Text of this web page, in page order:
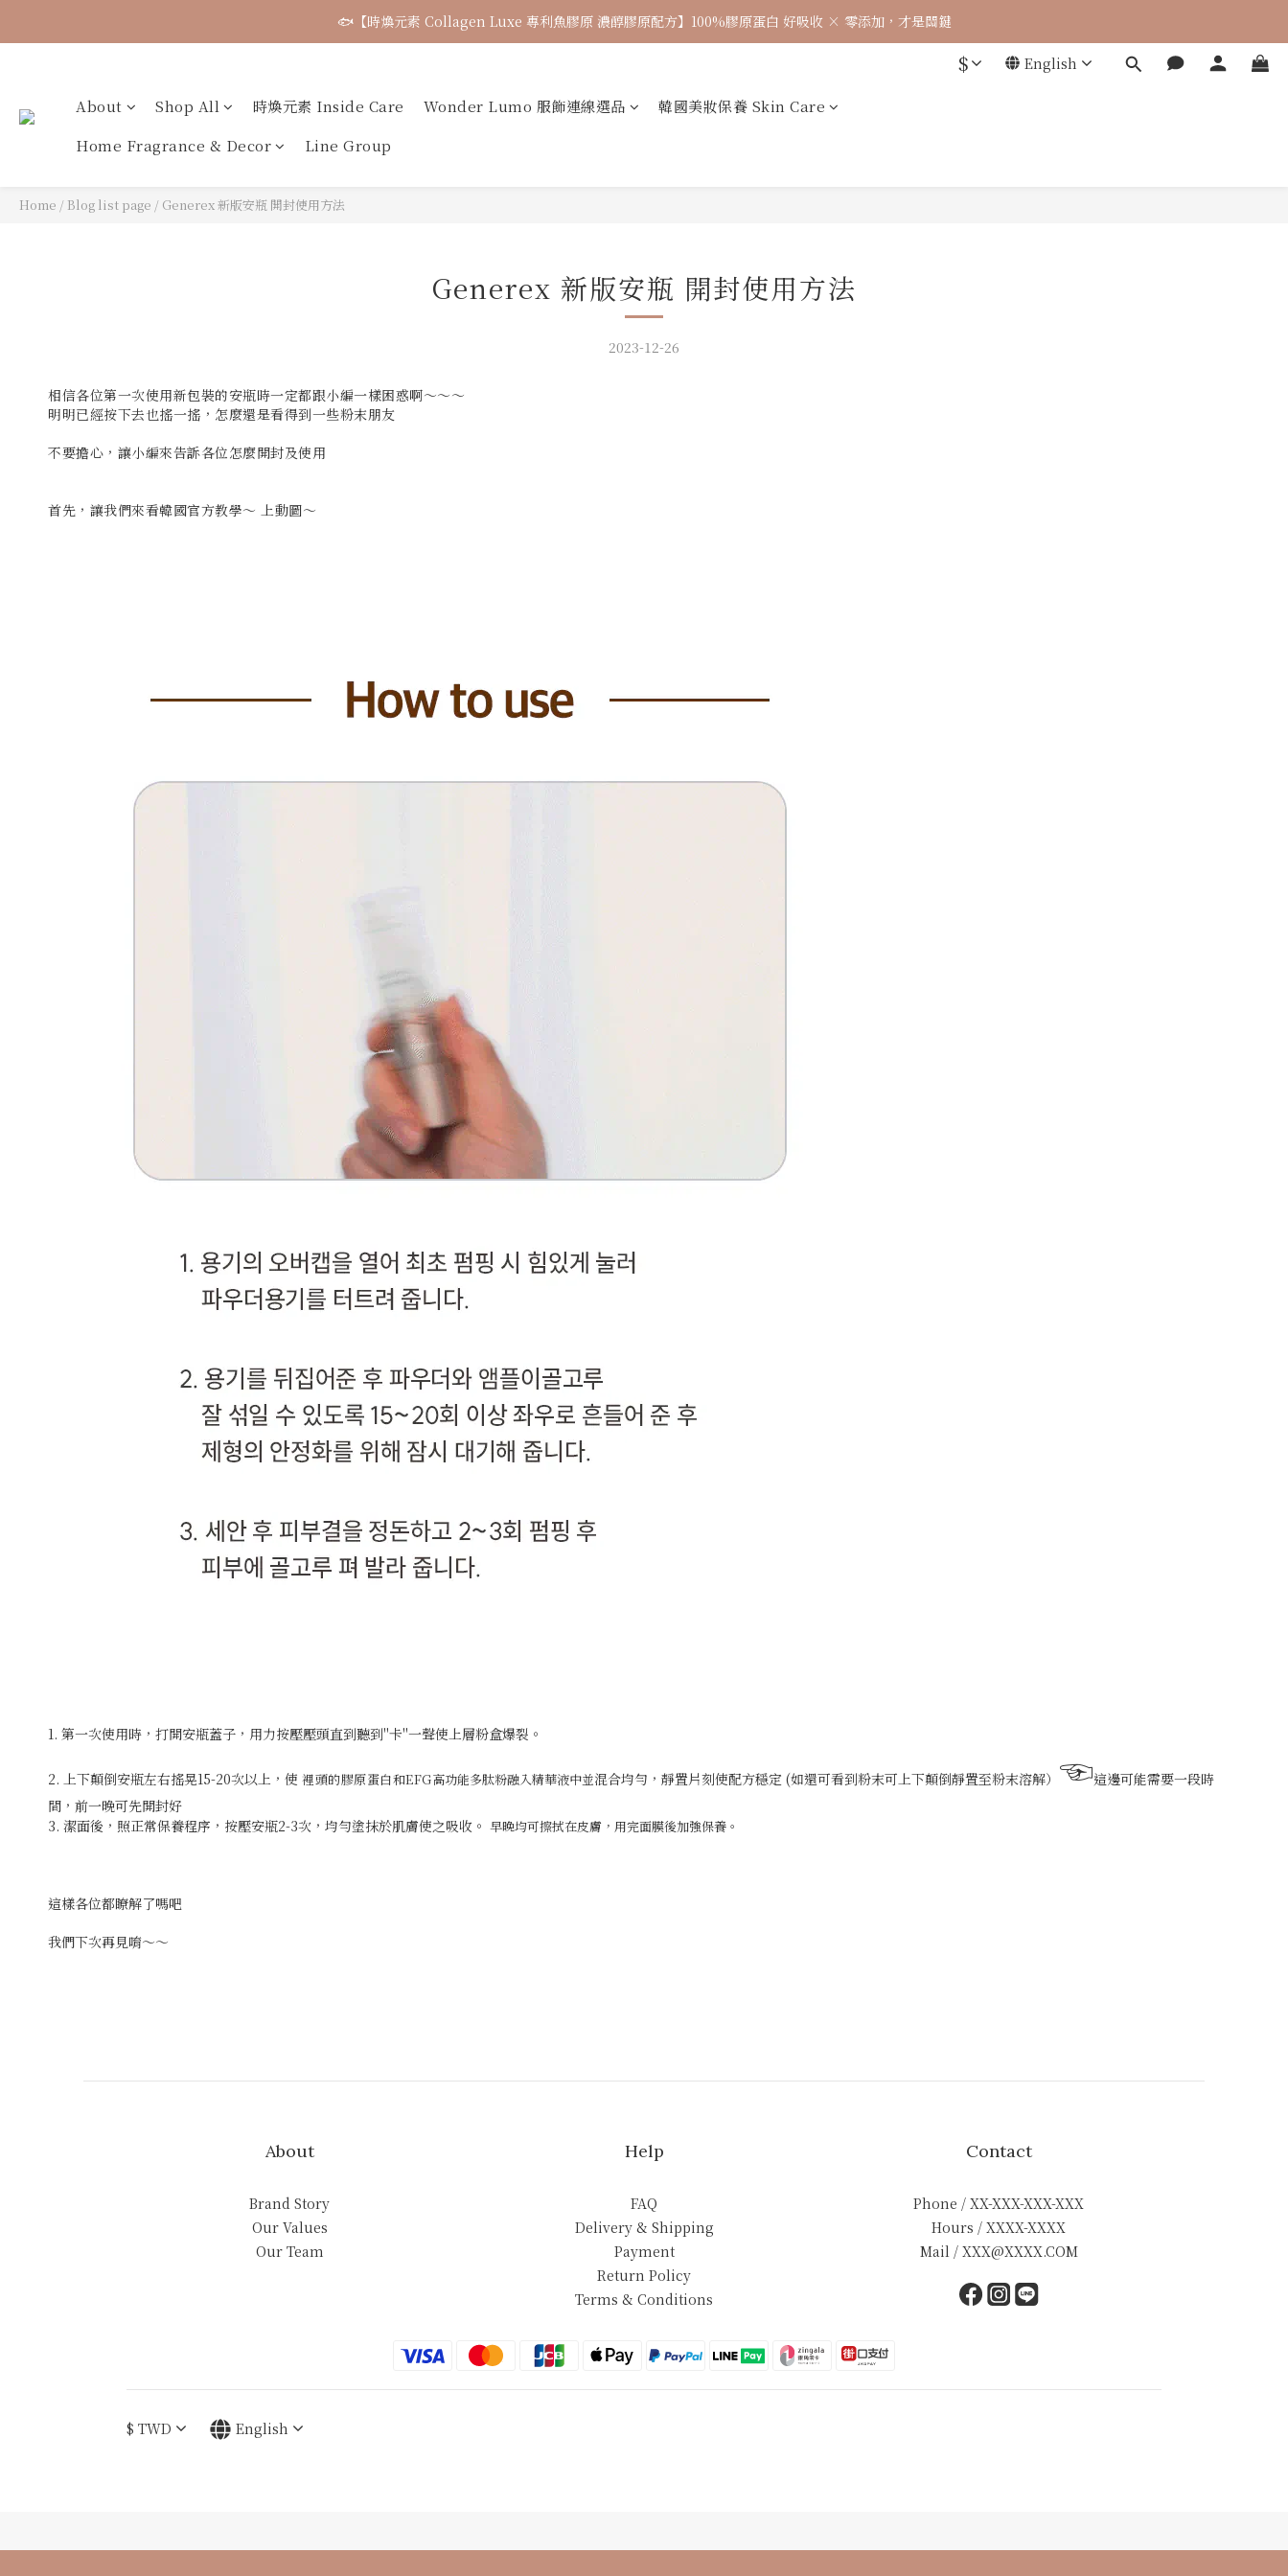
🌈七月涼感韓貨新品連線 已收單🌈 全力追加出貨中
🐟【時煥元素 Collagen Luxe 專利魚膠原 濃醇膠原配方】100%膠原蛋白 好吸收 × 零添加，才是關鍵
🌈七月涼感韓貨新品連線 已收單🌈 全力追加出貨中
$ English
About Shop All 時煥元素 Inside Care Wonder Lumo 服飾連線選品
韓國美妝保養 Skin Care
Home Fragrance & Decor
Line Group
Home / Blog list page / Generex 新版安瓶 開封使用方法
Generex 新版安瓶 開封使用方法
2023-12-26
相信各位第一次使用新包裝的安瓶時一定都跟小編一樣困惑啊～～～
明明已經按下去也搖一搖，怎麼還是看得到一些粉末朋友
不要擔心，讓小編來告訴各位怎麼開封及使用
首先，讓我們來看韓國官方教學～ 上動圖～
1. 第一次使用時，打開安瓶蓋子，用力按壓壓頭直到聽到"卡"一聲使上層粉盒爆裂。
2. 上下顛倒安瓶左右搖晃15-20次以上，使 裡頭的膠原蛋白和EFG高功能多肽粉融入精華液中並混合均勻，靜置片刻使配方穩定 (如還可看到粉末可上下顛倒靜置至粉末溶解） ☜這邊可能需要一段時
間，前一晚可先開封好
3. 潔面後，照正常保養程序，按壓安瓶2-3次，均勻塗抹於肌膚使之吸收。 早晚均可擦拭在皮膚，用完面膜後加強保養。
這樣各位都瞭解了嗎吧
我們下次再見唷～～
About
Brand Story
Our Values
Our Team
Help
FAQ
Delivery & Shipping
Payment
Return Policy
Terms & Conditions
Contact
Phone / XX-XXX-XXX-XXX
Hours / XXXX-XXXX
Mail / XXX@XXXX.COM
$ TWD English